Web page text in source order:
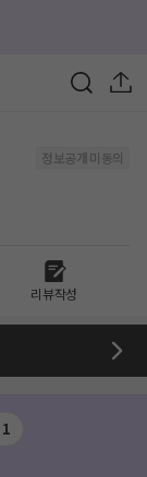
정보공개 미동의
리뷰작성
1